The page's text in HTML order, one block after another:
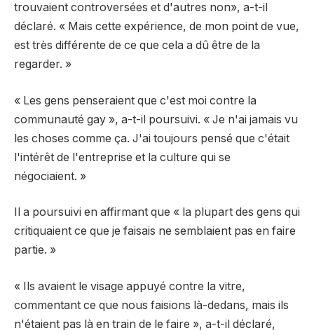
trouvaient controversées et d'autres non», a-t-il
déclaré. « Mais cette expérience, de mon point de vue,
est très différente de ce que cela a dû être de la
regarder. »
« Les gens penseraient que c'est moi contre la
communauté gay », a-t-il poursuivi. « Je n'ai jamais vu
les choses comme ça. J'ai toujours pensé que c'était
l'intérêt de l'entreprise et la culture qui se
négociaient. »
Il a poursuivi en affirmant que « la plupart des gens qui
critiquaient ce que je faisais ne semblaient pas en faire
partie. »
« Ils avaient le visage appuyé contre la vitre,
commentant ce que nous faisions là-dedans, mais ils
n'étaient pas là en train de le faire », a-t-il déclaré,